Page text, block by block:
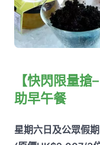
【快閃限量
助早午餐
星期六日及公眾假